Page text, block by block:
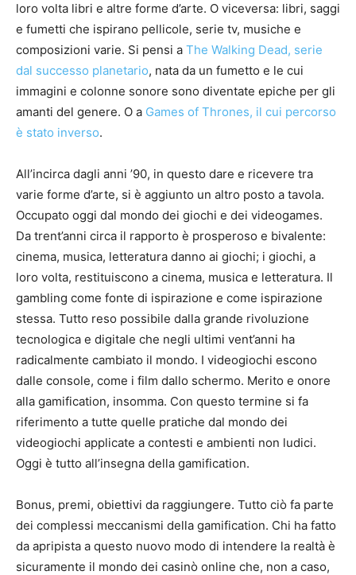
loro volta libri e altre forme d’arte. O viceversa: libri, saggi
e fumetti che ispirano pellicole, serie tv, musiche e
composizioni varie. Si pensi a The Walking Dead, serie
dal successo planetario, nata da un fumetto e le cui
immagini e colonne sonore sono diventate epiche per gli
amanti del genere. O a Games of Thrones, il cui percorso
è stato inverso.
All’incirca dagli anni ’90, in questo dare e ricevere tra
varie forme d’arte, si è aggiunto un altro posto a tavola.
Occupato oggi dal mondo dei giochi e dei videogames.
Da trent’anni circa il rapporto è prosperoso e bivalente:
cinema, musica, letteratura danno ai giochi; i giochi, a
loro volta, restituiscono a cinema, musica e letteratura. Il
gambling come fonte di ispirazione e come ispirazione
stessa. Tutto reso possibile dalla grande rivoluzione
tecnologica e digitale che negli ultimi vent’anni ha
radicalmente cambiato il mondo. I videogiochi escono
dalle console, come i film dallo schermo. Merito e onore
alla gamification, insomma. Con questo termine si fa
riferimento a tutte quelle pratiche dal mondo dei
videogiochi applicate a contesti e ambienti non ludici.
Oggi è tutto all’insegna della gamification.
Bonus, premi, obiettivi da raggiungere. Tutto ciò fa parte
dei complessi meccanismi della gamification. Chi ha fatto
da apripista a questo nuovo modo di intendere la realtà è
sicuramente il mondo dei casinò online che, non a caso,